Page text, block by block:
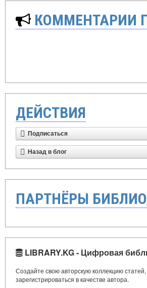
КОММЕНТАРИИ
ДЕЙСТВИЯ
Подписаться
Назад в блог
ПАРТНЁРЫ
LIBRARY.KG - Цифровая
Создайте свою авторскую коллекцию
зарегистрироваться в качестве автора.